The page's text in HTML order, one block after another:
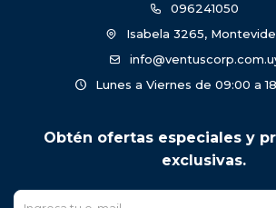
096241050
Isabela 3265,
Lunes a Viernes de 09:00 a
Obtén ofertas especiales y
exclusivas.